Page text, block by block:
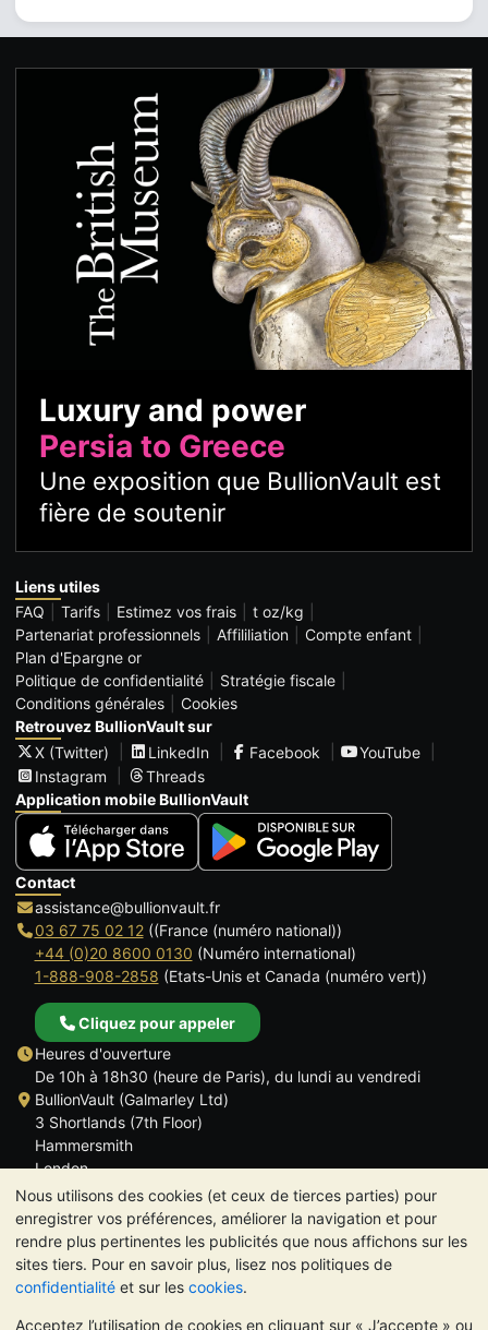
Nous utilisons des cookies (et ceux de tierces parties) pour
enregistrer vos préférences, améliorer la navigation et pour
rendre plus pertinentes les publicités que nous affichons sur les
sites tiers. Pour en savoir plus, lisez nos politiques de
confidentialité et sur les cookies.
Acceptez l’utilisation de cookies en cliquant sur « J’accepte » ou
Luxury and power
Persia to Greece
Une exposition que BullionVault est
fière de soutenir
Liens utiles
FAQ
Tarifs Estimez vos frais
t oz/kg
Partenariat professionnels
Affililiation
Compte enfant
Plan d'Epargne or
Politique de confidentialité
Stratégie fiscale
Conditions générales
Cookies
Retrouvez BullionVault sur
X (Twitter)
LinkedIn Facebook
YouTube
Instagram
Threads
Application mobile BullionVault
Contact
assistance@bullionvault.fr
03 67 75 02 12((France (numéro national))
+44 (0)20 8600 0130 (Numéro international)
1-888-908-2858 (Etats-Unis et Canada (numéro vert))
Cliquez pour appeler
Heures d'ouverture
De 10h à 18h30 (heure de Paris), du lundi au vendredi
BullionVault (Galmarley Ltd)
3 Shortlands (7th Floor)
Hammersmith
London
W6 8DA
ROYAUME UNI